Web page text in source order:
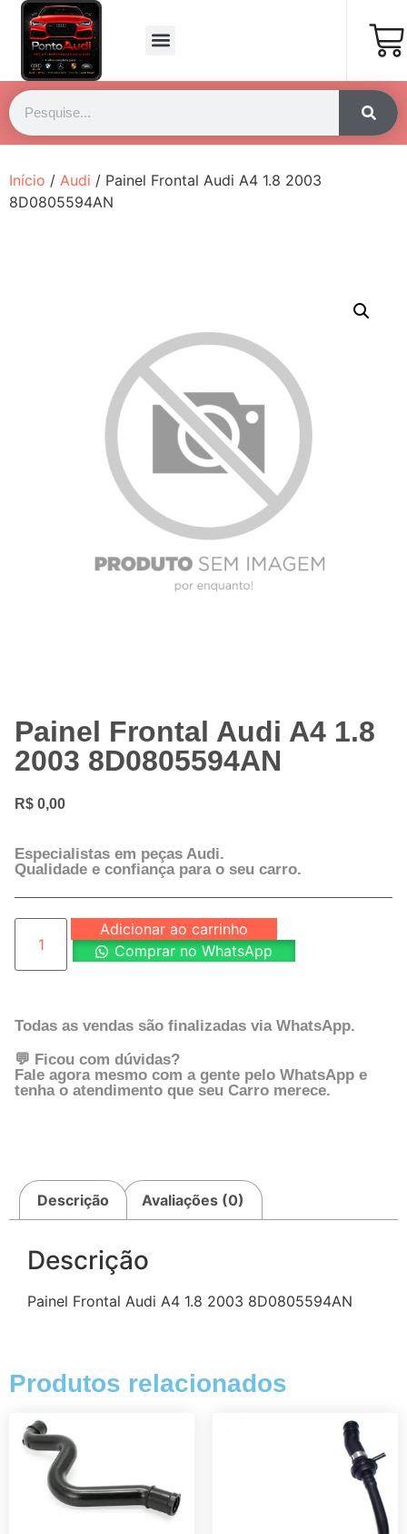
Início / Audi / Painel Frontal Audi A4 1.8 2003
8D0805594AN
Painel Frontal Audi A4 1.8
2003 8D0805594AN
R$ 0,00
Especialistas em peças Audi.
Qualidade e confiança para o seu carro.
Adicionar ao carrinho
Comprar no WhatsApp
Todas as vendas são finalizadas via WhatsApp.
💬 Ficou com dúvidas?
Fale agora mesmo com a gente pelo WhatsApp e
tenha o atendimento que seu Carro merece.
Descrição Avaliações (0)
Descrição
Painel Frontal Audi A4 1.8 2003 8D0805594AN
Produtos relacionados